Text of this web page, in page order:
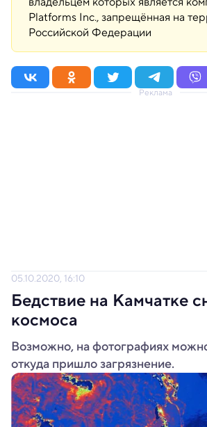
Platforms Inc., запрещённая на
Российской Федерации
Реклама
05.10.2020, 16:10
Бедствие на Камчатке
космоса
Возможно, на фотографиях
откуда пришло загрязнение.